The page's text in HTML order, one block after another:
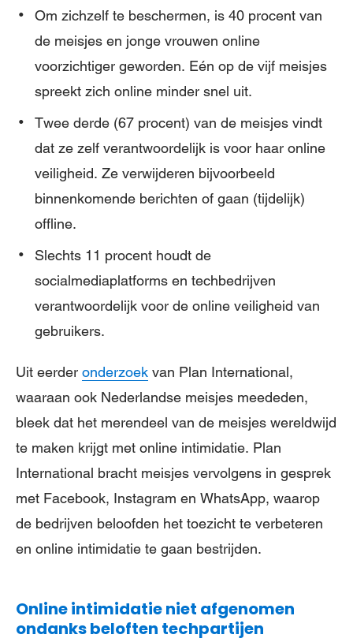
Om zichzelf te beschermen, is 40 procent van
de meisjes en jonge vrouwen online
voorzichtiger geworden. Eén op de vijf meisjes
spreekt zich online minder snel uit.
Twee derde (67 procent) van de meisjes vindt
dat ze zelf verantwoordelijk is voor haar online
veiligheid. Ze verwijderen bijvoorbeeld
binnenkomende berichten of gaan (tijdelijk)
offline.
Slechts 11 procent houdt de
socialmediaplatforms en techbedrijven
verantwoordelijk voor de online veiligheid van
gebruikers.
Uit eerder onderzoek van Plan International,
waaraan ook Nederlandse meisjes meededen,
bleek dat het merendeel van de meisjes wereldwijd
te maken krijgt met online intimidatie. Plan
International bracht meisjes vervolgens in gesprek
met Facebook, Instagram en WhatsApp, waarop
de bedrijven beloofden het toezicht te verbeteren
en online intimidatie te gaan bestrijden.
Online intimidatie niet afgenomen
ondanks beloften techpartijen